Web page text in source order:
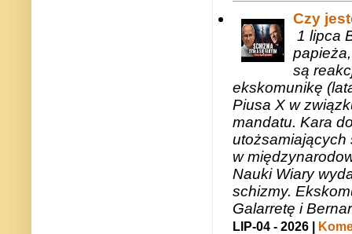
Czy
1 lipca
są
ekskomunikę
Piusa X w
mandatu. Kara
utożsamiających
w
Nauki Wiary
schizmy.
Galarretę i
LIP-04 - 2026 |